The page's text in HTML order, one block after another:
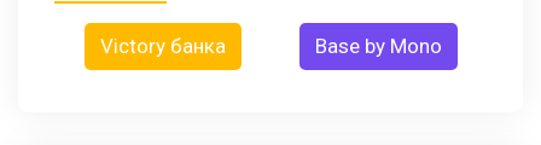
Victory банка Base by Mono